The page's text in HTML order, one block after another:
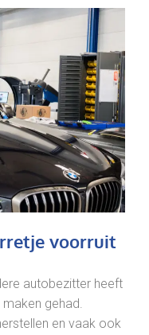
voorruit
autobezitter heeft
gehad.
en vaak ook